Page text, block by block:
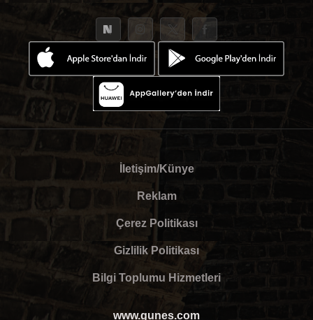
İletişim/Künye
Reklam
Çerez Politikası
Gizlilik Politikası
Bilgi Toplumu Hizmetleri
www.gunes.com